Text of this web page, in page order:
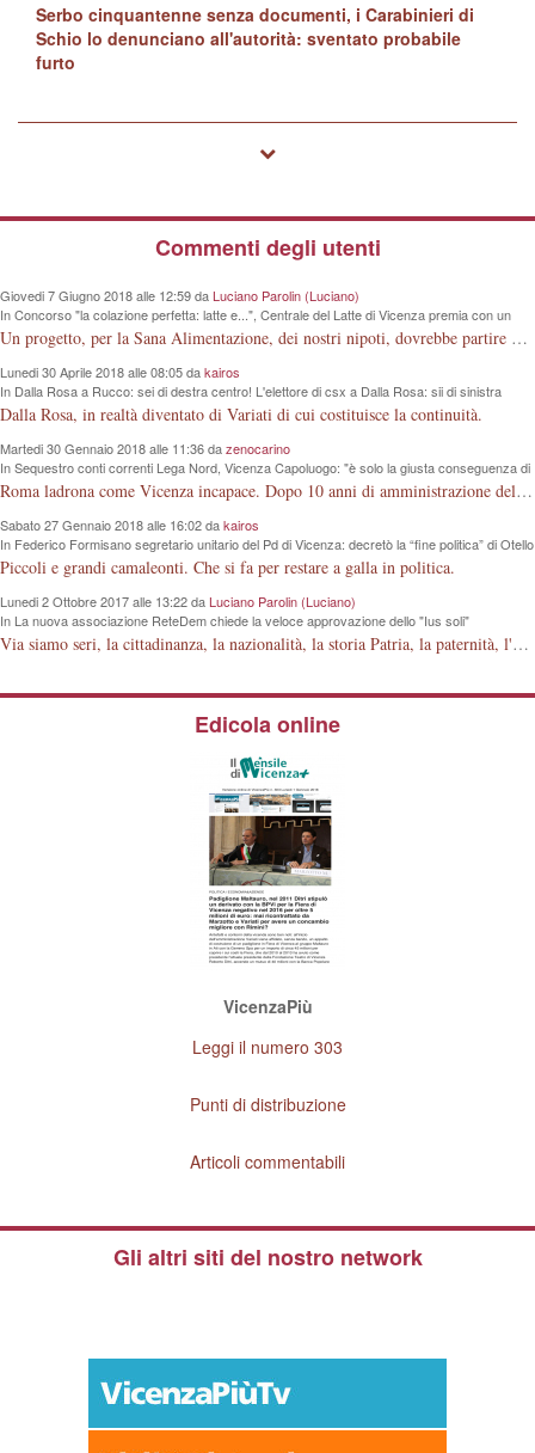
Serbo cinquantenne senza documenti, i Carabinieri di
Schio lo denunciano all'autorità: sventato probabile
furto
Commenti degli utenti
Giovedi 7 Giugno 2018 alle 12:59 daLuciano Parolin (Luciano)
In Concorso "la colazione perfetta: latte e...", Centrale del Latte di Vicenza premia con un
iPad Primaria "G. Rodari" e altre 4 scuole
Un progetto, per la Sana Alimentazione, dei nostri nipoti, dovrebbe partire dalla conoscenza della Mucca da Latte. La Vacca che produce la materia prima. Meno lezioni, più visioni dirette.
Lunedi 30 Aprile 2018 alle 08:05 dakairos
In Dalla Rosa a Rucco: sei di destra centro! L'elettore di csx a Dalla Rosa: sii di sinistra
centro!
Dalla Rosa, in realtà diventato di Variati di cui costituisce la continuità.
Martedi 30 Gennaio 2018 alle 11:36 dazenocarino
In Sequestro conti correnti Lega Nord, Vicenza Capoluogo: "è solo la giusta conseguenza di
un modo sbagliato di intendere la politica"
Roma ladrona come Vicenza incapace. Dopo 10 anni di amministrazione della nostra Città, questi signori guardano la lontana "luna e non il dito", che hanno davanti agli occhi.
Sabato 27 Gennaio 2018 alle 16:02 dakairos
In Federico Formisano segretario unitario del Pd di Vicenza: decretò la “fine politica” di Otello
Dalla Rosa, ora lo accompagnerà per le amministrative 2018
Piccoli e grandi camaleonti. Che si fa per restare a galla in politica.
Lunedi 2 Ottobre 2017 alle 13:22 daLuciano Parolin (Luciano)
In La nuova associazione ReteDem chiede la veloce approvazione dello "Ius soli"
Via siamo seri, la cittadinanza, la nazionalità, la storia Patria, la paternità, l'articolo 29 della Costituzione della Repubblica Italiana, è fatta dagli Italiani ! Mio bisnonno, poi mio nonno, poi mio padre, in 150 anni, hanno costruito la Nazione Italiana. La Guerra 15-18 con milioni di morti a cosa è servita? A niente ? Dove erano i Nostri sapientoni nel 1848, dove erano nel 1915 e via discorrendo? Si deve o meno essere orgogliosi di appartenere alla STIRPE ITALIANA ? Siamo orgogliosi o no della FERRARI italiana ? Lo Ius solo, è una piccola porcheria "elettorale" che modifica la stessa struttura Familiare prevista dalla Costituzione. Come si fa a regalare 2000 anni di Storia ai cittadini (?) islamici, senza rendersi conto della evoluzione dei tempi, dei fatti, e di quanto questi Ci Odiano! Amen.
Edicola online
VicenzaPiù
Leggi il numero 303
Punti di distribuzione
Articoli commentabili
Gli altri siti del nostro network